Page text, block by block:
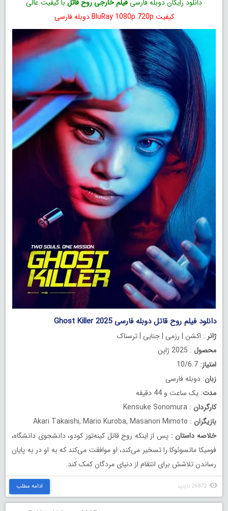
دانلود رایگان دوبله فارسیفیلم خارجی روح قاتل با کیفیت عالی
کیفیت BluRay 1080p 720p دوبله فارسی
دانلود فیلم روح قاتل دوبله فارسی Ghost Killer 2025
ژانر : اکشن | رزمی | جنایی | ترسناک
محصول : 2025 ژاپن
امتیاز: 10/6.7
زبان: دوبله فارسی
مدت: یک ساعت و 44 دقیقه
کارگردان : Kensuke Sonomura
بازیگران : Akari Takaishi, Mario Kuroba, Masanori Mimoto
خلاصه داستان : پس از اینکه روح قاتل کینه‌توز کودو، دانشجوی دانشگاه،
فومیکا ماتسوئوکا را تسخیر می‌کند، او موافقت می‌کند که به او در به پایان
رساندن تلاشش برای انتقام از دنیای مردگان کمک کند.
26872 بازدید ادامه مطلب